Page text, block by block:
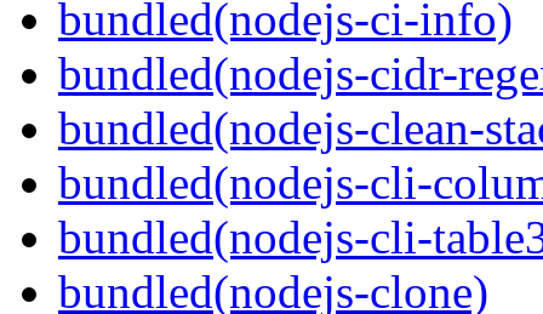
bundled(nodejs-ci-info)
bundled(nodejs-cidr-
bundled(nodejs-clean-
bundled(nodejs-cli-
bundled(nodejs-cli-
bundled(nodejs-clone)